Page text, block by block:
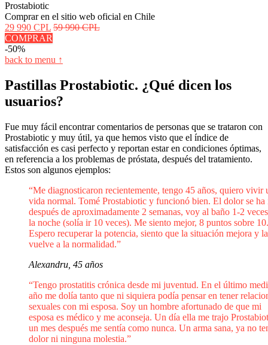
Prostabiotic
Comprar en el sitio web oficial en Chile
29 990 CPL 59 990 CPL
COMPRAR
-50%
back to menu ↑
Pastillas Prostabiotic. ¿Qué dicen los
usuarios?
Fue muy fácil encontrar comentarios de personas que se trataron con
Prostabiotic y muy útil, ya que hemos visto que el índice de
satisfacción es casi perfecto y reportan estar en condiciones óptimas,
en referencia a los problemas de próstata, después del tratamiento.
Estos son algunos ejemplos:
“Me diagnosticaron recientemente, tengo 45 años, quiero vivir
vida normal. Tomé Prostabiotic y funcionó bien. El dolor se ha
después de aproximadamente 2 semanas, voy al baño 1-2
la noche (solía ir 10 veces). Me siento mejor, 8 puntos sobre 10.
Espero recuperar la potencia, siento que la situación mejora y
vuelve a la normalidad.”
Alexandru, 45 años
“Tengo prostatitis crónica desde mi juventud. En el último
año me dolía tanto que ni siquiera podía pensar en tener
sexuales con mi esposa. Soy un hombre afortunado de que mi
esposa es médico y me aconseja. Un día ella me trajo
un mes después me sentía como nunca. Un arma sana, ya no
dolor ni ninguna molestia.”